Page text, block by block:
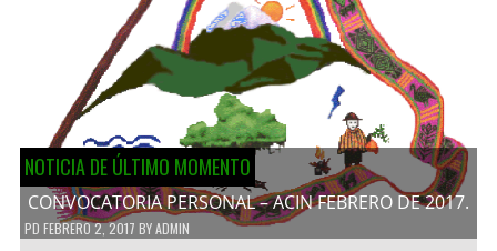
NOTICIA DE ÚLTIMO MOMENTO
CONVOCATORIA PERSONAL – ACIN FEBRERO DE 2017.
PD FEBRERO 2, 2017 BYADMIN